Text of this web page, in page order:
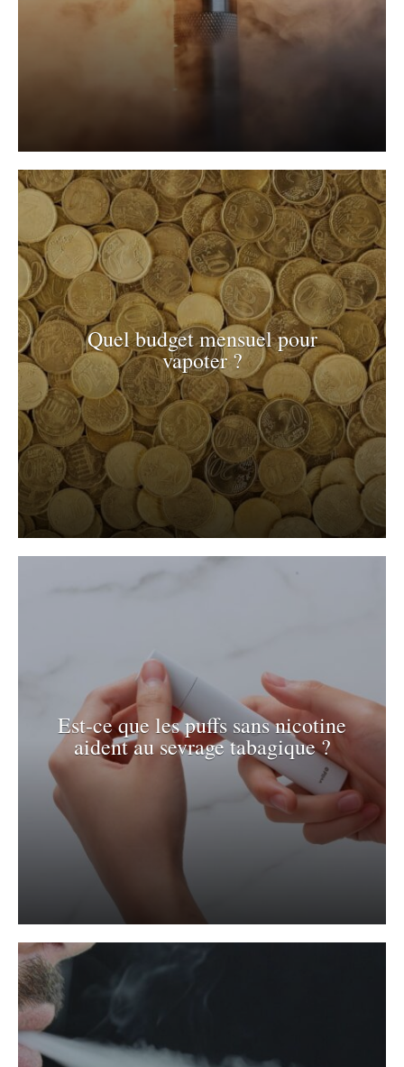
Quel budget mensuel pour
vapoter ?
Est-ce que les puffs sans nicotine
aident au sevrage tabagique ?